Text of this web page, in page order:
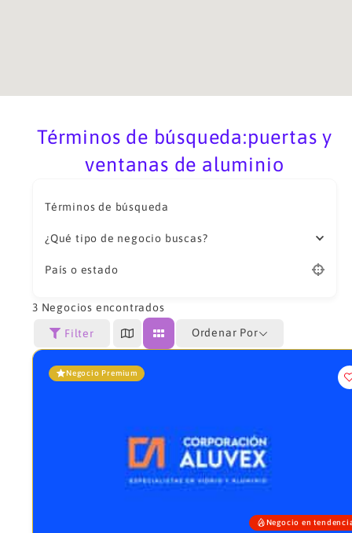
Términos de búsqueda:puertas y
ventanas de aluminio
Términos de búsqueda
¿Qué tipo de negocio buscas?
País o estado
3 Negocios encontrados
Filter Ordenar Por
Negocio Premium
Negocio en